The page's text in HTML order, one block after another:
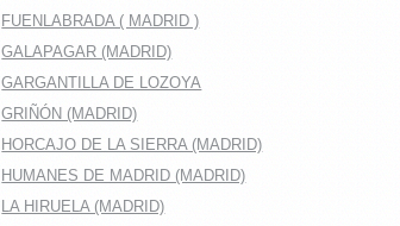
FUENLABRADA ( MADRID )
GALAPAGAR (MADRID)
GARGANTILLA DE LOZOYA
GRIÑÓN (MADRID)
HORCAJO DE LA SIERRA (MADRID)
HUMANES DE MADRID (MADRID)
LA HIRUELA (MADRID)